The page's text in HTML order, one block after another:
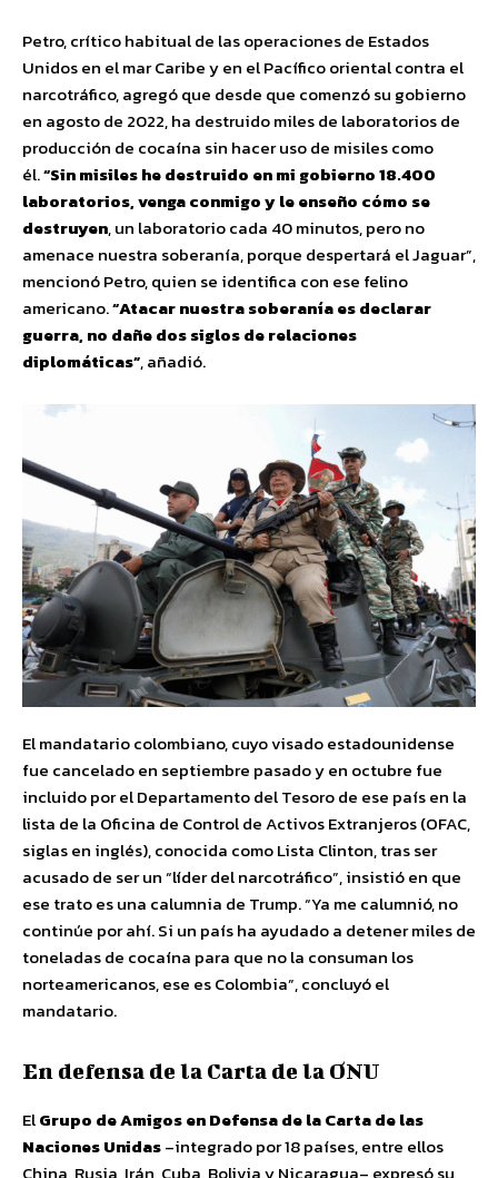
Petro, crítico habitual de las operaciones de Estados
Unidos en el mar Caribe y en el Pacífico oriental contra el
narcotráfico, agregó que desde que comenzó su gobierno
en agosto de 2022, ha destruido miles de laboratorios de
producción de cocaína sin hacer uso de misiles como
él.“Sin misiles he destruido en mi gobierno 18.400
laboratorios, venga conmigo y le enseño cómo se
destruyen, un laboratorio cada 40 minutos, pero no
amenace nuestra soberanía, porque despertará el Jaguar”,
mencionó Petro, quien se identifica con ese felino
americano.“Atacar nuestra soberanía es declarar
guerra, no dañe dos siglos de relaciones
diplomáticas”, añadió.
El mandatario colombiano, cuyo visado estadounidense
fue cancelado en septiembre pasado y en octubre fue
incluido por el Departamento del Tesoro de ese país en la
lista de la Oficina de Control de Activos Extranjeros (OFAC,
siglas en inglés), conocida como Lista Clinton, tras ser
acusado de ser un “líder del narcotráfico”, insistió en que
ese trato es una calumnia de Trump. “Ya me calumnió, no
continúe por ahí. Si un país ha ayudado a detener miles de
toneladas de cocaína para que no la consuman los
norteamericanos, ese es Colombia”, concluyó el
mandatario.
En defensa de la Carta de la ONU
ElGrupo de Amigos en Defensa de la Carta de las
Naciones Unidas–integrado por 18 países, entre ellos